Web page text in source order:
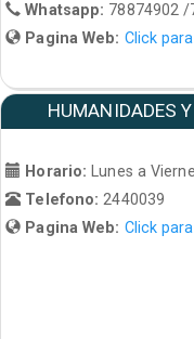
Whatsapp: 78874902 /
Pagina Web: Click
HUMANIDADES
Horario: Lunes a
Telefono:2440039
Pagina Web: Click